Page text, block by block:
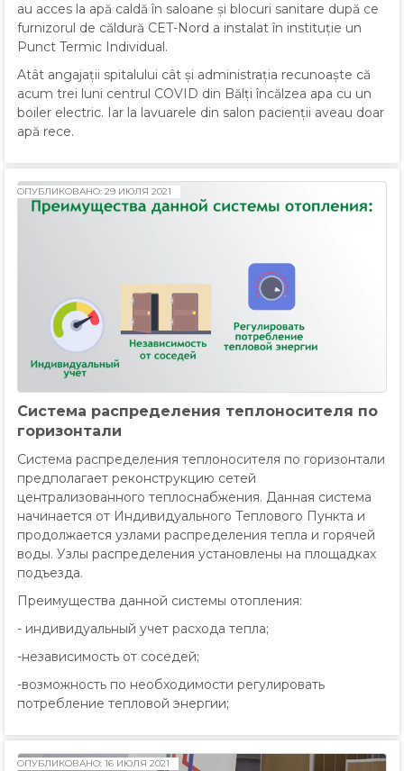
au acces la apă caldă în saloane și blocuri sanitare după ce
furnizorul de căldură CET-Nord a instalat în instituție un
Punct Termic Individual.
Atât angajații spitalului cât și administrația recunoaște că
acum trei luni centrul COVID din Bălți încălzea apa cu un
boiler electric. Iar la lavuarele din salon pacienții aveau doar
apă rece.
Cистема распределения теплоносителя по
горизонтали
ОПУБЛИКОВАНО: 29 ИЮЛЯ 2021
Cистема распределения теплоносителя по горизонтали
предполагает реконструкцию сетей
централизованного теплоснабжения. Данная система
начинается от Индивидуального Теплового Пункта и
продолжается узлами распределения тепла и горячей
воды. Узлы распределения установлены на площадках
подъезда.
Преимущества данной системы отопления:
- индивидуальный учет расхода тепла;
-независимость от соседей;
-возможность по необходимости регулировать
потребление тепловой энергии;
ОПУБЛИКОВАНО: 16 ИЮЛЯ 2021